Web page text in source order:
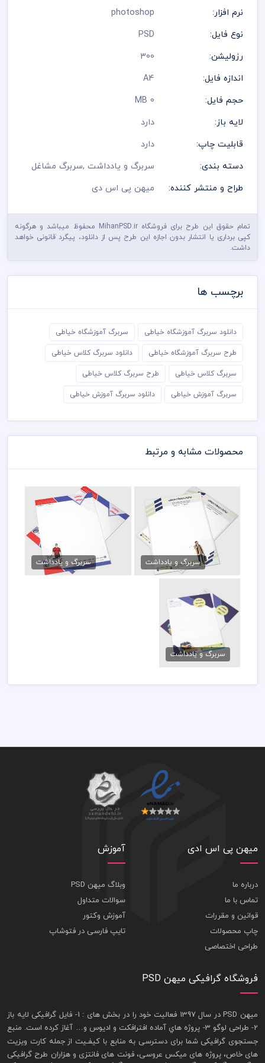
نرم افزار:
photoshop
نوع فایل:
PSD
رزولیشن:
300
اندازه فایل:
A4
حجم فایل:
0 MB
لایه باز:
دارد
قابلیت چاپ:
دارد
دسته بندی:
سربرگ و یادداشت,سربرگ مشاغل
طراح و منتشر کننده:
میهن پی اس دی
تمام حقوق این طرح برای فروشگاه MihanPSD.ir محفوظ میباشد و هرگونه
کپی برداری یا انتشار بدون اجازه این طرح پس از دانلود، پیگرد قانونی خواهد
داشت.
برچسب ها
دانلود سربرگ آموزشگاه خیاطی سربرگ آموزشگاه خیاطی
طرح سربرگ آموزشگاه خیاطی دانلود سربرگ کلاس خیاطی
سربرگ کلاس خیاطی طرح سربرگ کلاس خیاطی
سربرگ آموزش خیاطی دانلود سربرگ آموزش خیاطی
محصولات مشابه و مرتبط
سربرگ پوشاک لایه باز
79,000 تومان
سربرگ و یادداشت
فایل سربرگ پوشاک مردانه
79,000 تومان
سربرگ و یادداشت
سربرگ لوازم التحریر
لایه باز
79,000 تومان
سربرگ و یادداشت
میهن پی اس ادی
درباره ما
تماس با ما
قوانین و مقررات
چاپ محصولات
طراحی اختصاصی
آموزش
وبلاگ میهن PSD
سوالات متداول
آموزش وکتور
تایپ فارسی در فتوشاپ
فروشگاه گرافیکی میهن PSD
ميهن PSD در سال 1397 فعاليت خود را در بخش های : 1-
فايل گرافيکی لايه باز
2- طراحی لوگو 3- پروژه هاي آماده افترافکت و اديوس و… آغاز کرده است. منبع
جستجوی گرافيکی شما برای دسترسی به منابع با کيفـيت از جملهکارت ويزيت
های خاص، پروژه های ميکس عروسی، فونت های فانتزی و هزاران طرح گرافیکی